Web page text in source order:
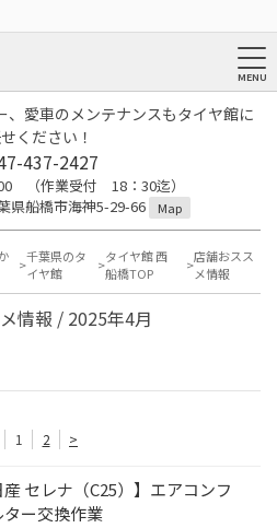
、愛車のメンテナンスもタイヤ館に
ください！
437-2427
（作業受付 18：30迄）
県船橋市海神5-29-66
Map
千葉県のタ
イヤ館
タイヤ館 西
船橋TOP
店舗おスス
メ情報
情報 / 2025年4月
1 2 >
産 セレナ（C25）】エアコンフ
ター交換作業